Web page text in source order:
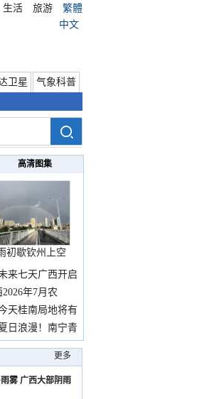
生活 旅游
繁體
中文
卫星
气象科普
高清图集
初歇钦州上空
邂逅
来七天广西开启
2026年7月农
天桂南局地将有
日浪漫！南宁青
更多
雾 广西大部阴雨